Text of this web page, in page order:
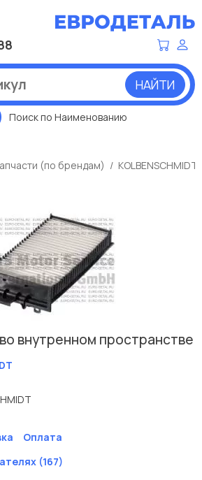
НАЙТИ
Поиск по Наименованию
(по брендам) KOLBENSCHMIDT
внутренном пространстве
Оплата
(167)